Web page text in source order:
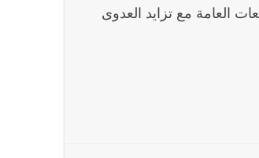
العامة مع تزايد العدوى